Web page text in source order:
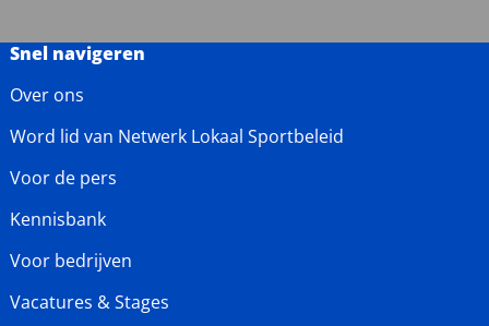
Snel navigeren
Over ons
Word lid van Netwerk Lokaal Sportbeleid
Voor de pers
Kennisbank
Voor bedrijven
Vacatures & Stages